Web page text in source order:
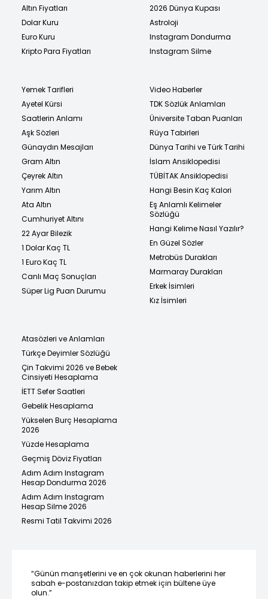
Altın Fiyatları
Dolar Kuru
Euro Kuru
Kripto Para Fiyatları
2026 Dünya Kupası
Astroloji
Instagram Dondurma
Instagram Silme
Yemek Tarifleri
Ayetel Kürsi
Saatlerin Anlamı
Aşk Sözleri
Günaydın Mesajları
Gram Altın
Çeyrek Altın
Yarım Altın
Ata Altın
Cumhuriyet Altını
22 Ayar Bilezik
1 Dolar Kaç TL
1 Euro Kaç TL
Canlı Maç Sonuçları
Süper Lig Puan Durumu
Video Haberler
TDK Sözlük Anlamları
Üniversite Taban Puanları
Rüya Tabirleri
Dünya Tarihi ve Türk Tarihi
İslam Ansiklopedisi
TÜBİTAK Ansiklopedisi
Hangi Besin Kaç Kalori
Eş Anlamlı Kelimeler
Sözlüğü
Hangi Kelime Nasıl Yazılır?
En Güzel Sözler
Metrobüs Durakları
Marmaray Durakları
Erkek İsimleri
Kız İsimleri
Atasözleri ve Anlamları
Türkçe Deyimler Sözlüğü
Çin Takvimi 2026 ve Bebek
Cinsiyeti Hesaplama
İETT Sefer Saatleri
Gebelik Hesaplama
Yükselen Burç Hesaplama
2026
Yüzde Hesaplama
Geçmiş Döviz Fiyatları
Adım Adım Instagram
Hesap Dondurma 2026
Adım Adım Instagram
Hesap Silme 2026
Resmi Tatil Takvimi 2026
“Günün manşetlerini ve en çok okunan haberlerini her
sabah e-postanızdan takip etmek için bültene üye
olun.”